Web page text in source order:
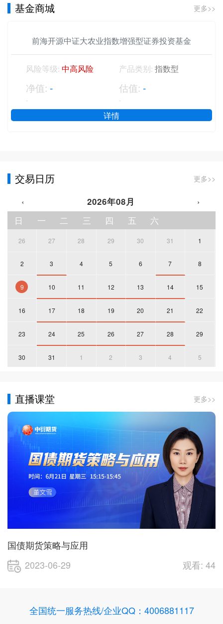
基金商城 更多>>
前海开源中证大农业指数增强型证券投资基金
风险等级: 中高风险 产品类别: 指数型
净值: -
-
估值: -
-
详情
交易日历 更多>>
‹ 2026年08月
›
日
一 二 三 四 五 六
26 27 28 29 30 31 1
2 3 4 5 6 7 8
9 10 11 12 13 14 15
16 17 18 19 20 21 22
23 24 25 26 27 28 29
30 31 1 2 3 4 5
直播课堂 更多>>
国债期货策略与应用
2023-06-29
观看: 44
全国统一服务热线/企业QQ：4006881117